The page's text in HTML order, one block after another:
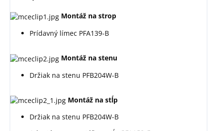
Montáž na strop
Prídavný límec PFA139-B
Montáž na stenu
Držiak na stenu PFB204W-B
Montáž na stĺp
Držiak na stenu PFB204W-B